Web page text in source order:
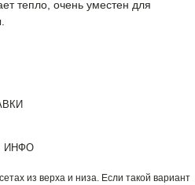
тепло, очень уместен для
ИНФО
из верха и низа. Если такой вариант